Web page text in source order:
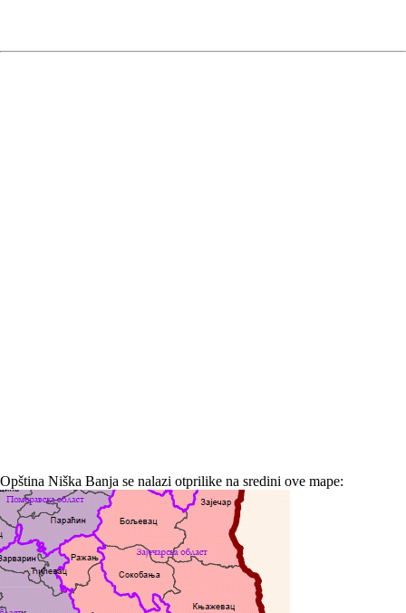
Opština Niška Banja se nalazi otprilike na sredini ove mape: